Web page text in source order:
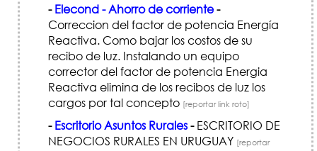
- Elecond - Ahorro de corriente-
Correccion del factor de potencia Energía
Reactiva. Como bajar los costos de su
recibo de luz. Instalando un equipo
corrector del factor de potencia Energia
Reactiva elimina de los recibos de luz los
cargos por tal concepto [reportar link roto]
- Escritorio Asuntos Rurales-ESCRITORIO DE
NEGOCIOS RURALES EN URUGUAY [reportar